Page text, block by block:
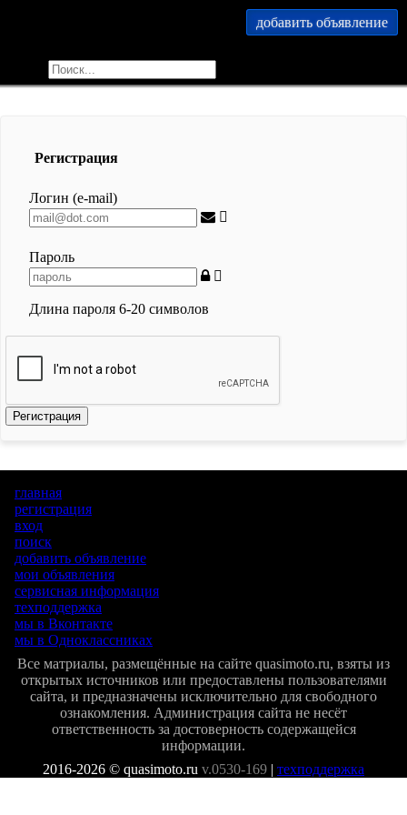
добавить объявление
Регистрация
Логин (e-mail)
Пароль
Длина пароля 6-20 символов
Регистрация
главная
регистрация
вход
поиск
добавить объявление
мои объявления
сервисная информация
техподдержка
мы в Вконтакте
мы в Одноклассниках
Все матриалы, размещённые на сайте quasimoto.ru, взяты из
открытых источников или предоставлены пользователями
сайта, и предназначены исключительно для свободного
ознакомления. Администрация сайта не несёт
ответственность за достоверность содержащейся
информации.
2016-2026 © quasimoto.ru v.0530-169 | техподдержка